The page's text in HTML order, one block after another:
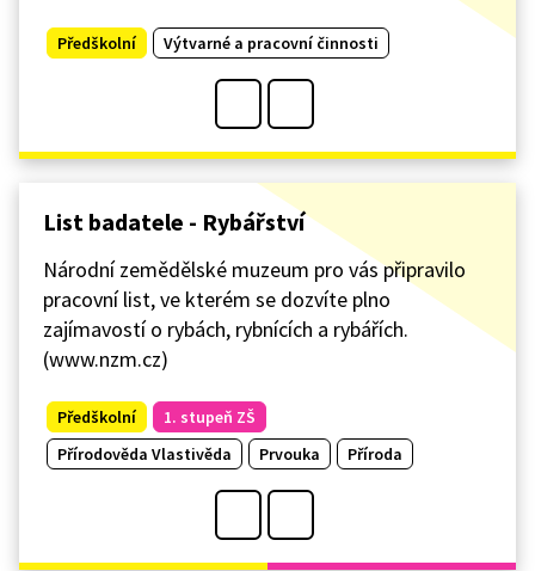
Předškolní Výtvarné a pracovní činnosti
List badatele - Rybářství
Národní zemědělské muzeum pro vás připravilo
pracovní list, ve kterém se dozvíte plno
zajímavostí o rybách, rybnících a rybářích.
(www.nzm.cz)
Předškolní
1. stupeň ZŠ
Přírodověda Vlastivěda
Prvouka Příroda